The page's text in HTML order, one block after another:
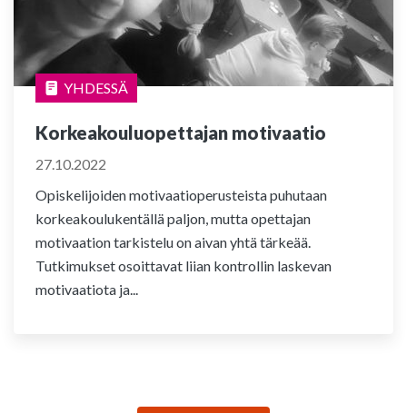
YHDESSÄ
Korkeakouluopettajan motivaatio
27.10.2022
Opiskelijoiden motivaatioperusteista puhutaan
korkeakoulukentällä paljon, mutta opettajan
motivaation tarkistelu on aivan yhtä tärkeää.
Tutkimukset osoittavat liian kontrollin laskevan
motivaatiota ja...